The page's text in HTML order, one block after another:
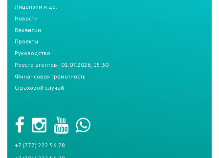
Лицензии и др.
Новости
Вакансии
Проекты
Руководство
Реестр агентов - 01.07.2026, 15:30
Финансовая грамотность
Страховой случай
+7 (777) 222 56 78